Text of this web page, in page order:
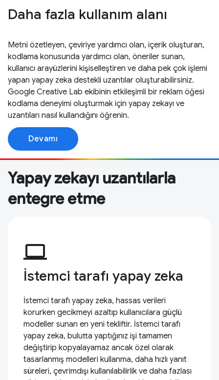
Daha fazla kullanım alanı
Metni özetleyen, çeviriye yardımcı olan, içerik oluşturan,
kodlama konusunda yardımcı olan, öneriler sunan,
kullanıcı arayüzlerini kişiselleştiren ve daha pek çok işlemi
yapan yapay zeka destekli uzantılar oluşturabilirsiniz.
Google Creative Lab ekibinin etkileşimli bir reklam öğesi
kodlama deneyimi oluşturmak için yapay zekayı ve
uzantıları nasıl kullandığını öğrenin.
Devamı
Yapay zekayı uzantılarla
entegre etme
computer
İstemci tarafı yapay zeka
İstemci tarafı yapay zeka, hassas verileri
korurken gecikmeyi azaltıp kullanıcılara güçlü
modeller sunan en yeni tekliftir. İstemci tarafı
yapay zeka, bulutta yaptığınız işi tamamen
değiştirip kopyalayamaz ancak özel olarak
tasarlanmış modelleri kullanma, daha hızlı yanıt
süreleri, çevrimdışı kullanılabilirlik ve daha fazlası